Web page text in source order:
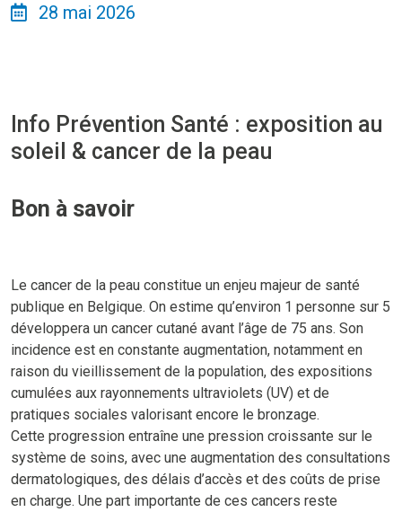
28 mai 2026
Info Prévention Santé : exposition au
soleil & cancer de la peau
Bon à savoir
Le cancer de la peau constitue un enjeu majeur de santé
publique en Belgique. On estime qu’environ 1 personne sur 5
développera un cancer cutané avant l’âge de 75 ans. Son
incidence est en constante augmentation, notamment en
raison du vieillissement de la population, des expositions
cumulées aux rayonnements ultraviolets (UV) et de
pratiques sociales valorisant encore le bronzage.
Cette progression entraîne une pression croissante sur le
système de soins, avec une augmentation des consultations
dermatologiques, des délais d’accès et des coûts de prise
en charge. Une part importante de ces cancers reste